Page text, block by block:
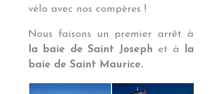
vélo avec nos compères !
Nous faisons un premier arrêt à
la baie de Saint Joseph
et à
la
baie de Saint Maurice.